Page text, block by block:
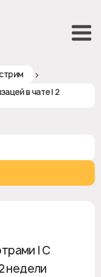
>
в чате | 2
| С
недели